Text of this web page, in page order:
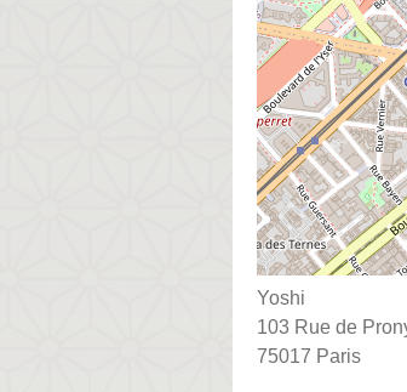
Yoshi
103 Rue de
75017 Paris